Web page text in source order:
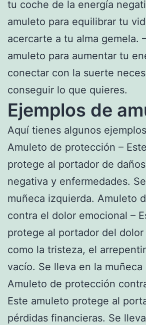
tu coche de la energía
amuleto para equilibrar tu
acercarte a tu alma gemela.
amuleto para aumentar tu
conectar con la suerte
conseguir lo que quieres.
Ejemplos de
Aquí tienes algunos
Amuleto de protección –
protege al portador de
negativa y enfermedades.
muñeca izquierda. Amuleto
contra el dolor emocional –
protege al portador del dolor
como la tristeza, el
vacío. Se lleva en la muñeca
Amuleto de protección
Este amuleto protege al
pérdidas financieras. Se